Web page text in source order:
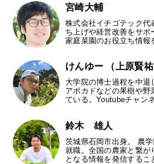
宮崎大輔
株式会社イチゴテック代
ち上げや経営改善をサポ
家庭菜園のお役立ち情報
けんゆー （上原賢祐
大学院の博士過程を中
アボカドなどの果樹や野
ている。Youtubeチャン
鈴木 雄人
茨城県石岡市出身。 農
就職。全国の農家と繋が
となる情報を発信するこ